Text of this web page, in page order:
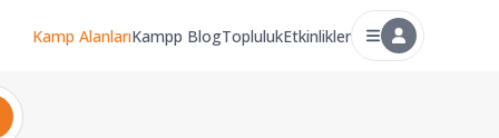
Kamp AlanlarıKampp BlogToplulukEtkinlikler